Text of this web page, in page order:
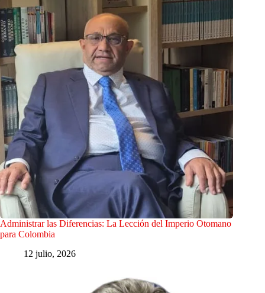
Administrar las Diferencias: La Lección del Imperio Otomano
para Colombia
12 julio, 2026